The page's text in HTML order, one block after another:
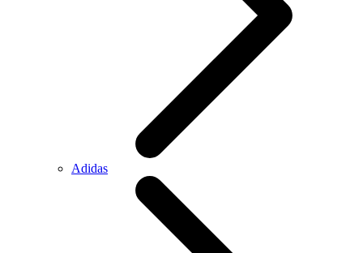
Adidas